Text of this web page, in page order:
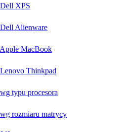
XPS
Alienware
MacBook
Thinkpad
typu procesora
rozmiaru matrycy